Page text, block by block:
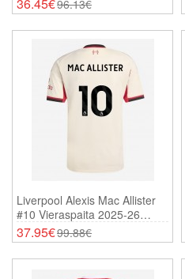
Shortsit)
96.13€
Liverpool Alexis Mac Allister
#10 Vieraspaita 2025-26
Lyhythihainen
37.95€99.88€